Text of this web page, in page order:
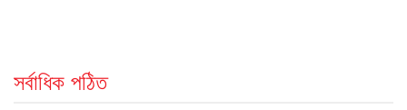
সর্বাধিক পঠিত